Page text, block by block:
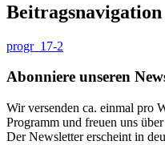
Beitragsnavigation
progr_17-2
Abonniere unseren
Wir versenden ca. einmal pro
Programm und freuen uns
Der Newsletter erscheint in